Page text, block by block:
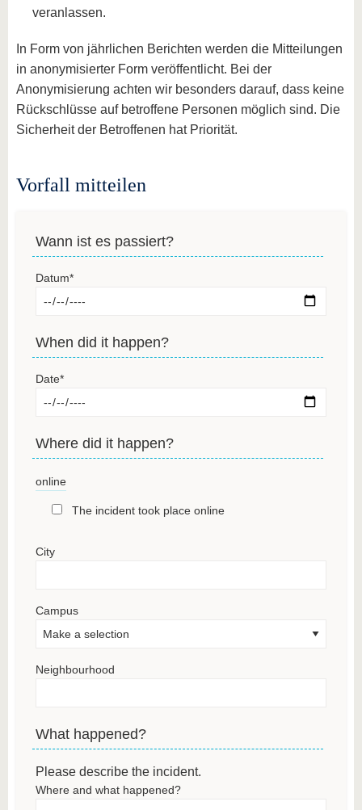
veranlassen.
In Form von jährlichen Berichten werden die Mitteilungen
in anonymisierter Form veröffentlicht. Bei der
Anonymisierung achten wir besonders darauf, dass keine
Rückschlüsse auf betroffene Personen möglich sind. Die
Sicherheit der Betroffenen hat Priorität.
Vorfall mitteilen
Wann ist es passiert?
Datum*
When did it happen?
Date*
Where did it happen?
online
The incident took place online
City
Campus
Neighbourhood
What happened?
Please describe the incident.
Where and what happened?